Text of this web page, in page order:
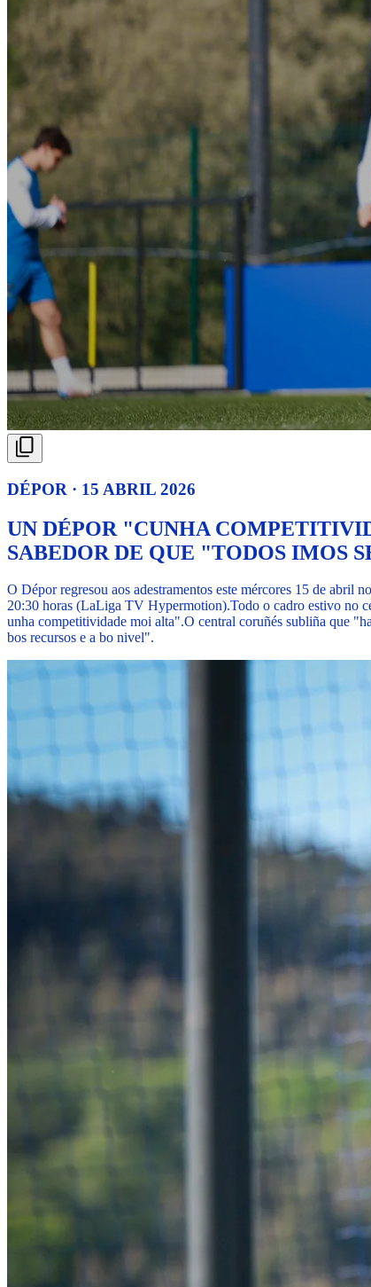
DÉPOR · 15 ABRIL 2026
UN DÉPOR "CUNHA
SABEDOR DE QUE "TODOS IMOS
O Dépor regresou aos adestramentos este mércores 15 de
20:30 horas (LaLiga TV Hypermotion).Todo o cadro estivo no
unha competitividade moi alta".O central coruñés subliña que
bos recursos e a bo nivel".